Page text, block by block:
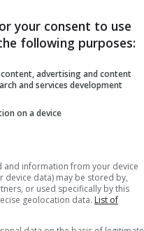
parte di voi sì,
della famiglia
your consent to use
following purposes:
advertising and content
and services development
on a device
and information from your device
device data) may be stored by,
or used specifically by this
geolocation data. List of